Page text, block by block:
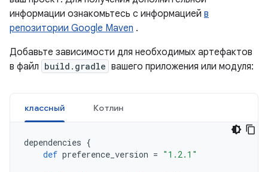
информации ознакомьтесь с информацией в
репозитории Google Maven .
Добавьте зависимости для необходимых артефактов
в файл build.gradle вашего приложения или модуля:
классный Котлин
dependencies {
def preference_version = "1.2.1"